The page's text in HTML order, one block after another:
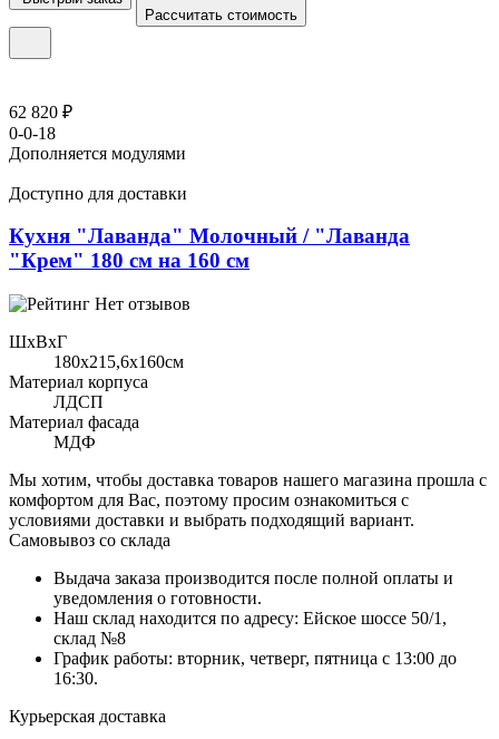
Рассчитать стоимость
62 820 ₽
0-0-18
Дополняется модулями
Доступно для доставки
Кухня "Лаванда" Молочный / "Лаванда
"Крем" 180 см на 160 см
Нет отзывов
ШхВхГ
180x215,6х160см
Материал корпуса
ЛДСП
Материал фасада
МДФ
Мы хотим, чтобы доставка товаров нашего магазина прошла с
комфортом для Вас, поэтому просим ознакомиться с
условиями доставки и выбрать подходящий вариант.
Самовывоз со склада
Выдача заказа производится после полной оплаты и
уведомления о готовности.
Наш склад находится по адресу: Ейское шоссе 50/1,
склад №8
График работы: вторник, четверг, пятница с 13:00 до
16:30.
Курьерская доставка